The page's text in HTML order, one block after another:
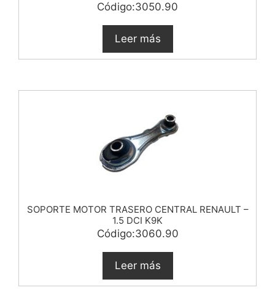
Código:3050.90
Leer más
SOPORTE MOTOR TRASERO CENTRAL RENAULT –
1.5 DCI K9K
Código:3060.90
Leer más